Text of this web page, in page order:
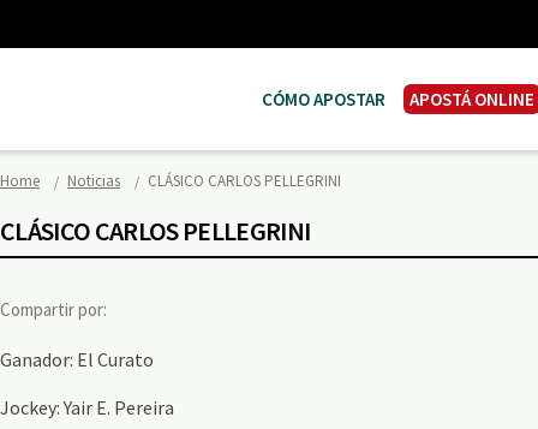
CÓMO APOSTAR APOSTÁ ONLINE
Home Noticias CLÁSICO CARLOS PELLEGRINI
CLÁSICO CARLOS PELLEGRINI
Compartir por:
Ganador: El Curato
Jockey: Yair E. Pereira